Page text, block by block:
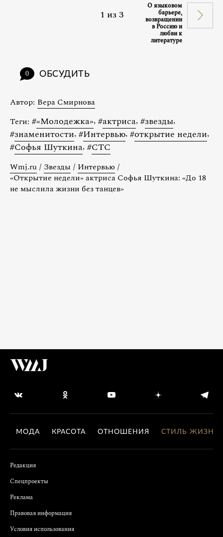
1 из3
О языковом
барьере,
возвращении
в Россию и
любви к
литературе
0 ОБСУДИТЬ
Автор: Вера Смирнова
Теги: #«Молодежка», #актриса, #звезды,
#знаменитости, #Интервью, #открытие недели,
#Софья Шуткина, #СТС
Wmj.ru / Звезды / Интервью /
«Открытие недели» актриса Софья Шуткина: «До 18
не мыслила жизни без танцев»
МОДА КРАСОТА ОТНОШЕНИЯ СТИЛЬ ЖИЗНИ
Редакция
Спецпроекты
Реклама
Правовая информация
Условия использования